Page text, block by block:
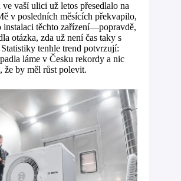
vaší ulici už letos přesedlalo na
v posledních měsících překvapilo,
instalaci těchto zařízení—popravdě,
otázka, zda už není čas taky s
tenhle trend potvrzují:
láme v Česku rekordy a nic
že by měl růst polevit.